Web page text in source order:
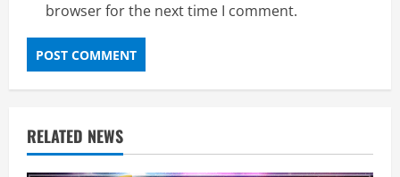
browser for the next time I comment.
RELATED NEWS